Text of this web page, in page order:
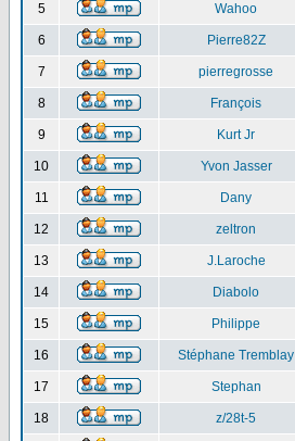
5 Wahoo
6 Pierre82Z
7 pierregrosse
8 François
9 Kurt Jr
10 Yvon Jasser
11 Dany
12 zeltron
13 J.Laroche
14 Diabolo
15 Philippe
16 Stéphane Tremblay
17 Stephan
18 z/28t-5